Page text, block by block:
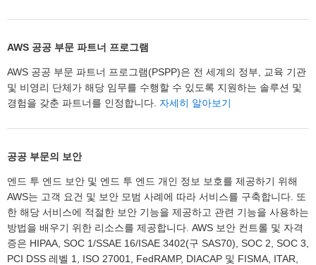
AWS 공공 부문 파트너 프로그램
AWS 공공 부문 파트너 프로그램(PSPP)은 전 세계의 정부, 교육 기관
및 비영리 단체가 해당 임무를 수행할 수 있도록 지원하는 솔루션 및
경험을 갖춘 파트너를 인정합니다. 자세히 알아보기
공공 부문의 보안
엔드 투 엔드 보안 및 엔드 투 엔드 개인 정보 보호를 제공하기 위해
AWS는 고객 요건 및 보안 모범 사례에 따라 서비스를 구축합니다. 또
한 해당 서비스에 적절한 보안 기능을 제공하고 관련 기능을 사용하는
방법을 배우기 위한 리소스를 제공합니다. AWS 보안 컨트롤 및 자격
증은 HIPAA, SOC 1/SSAE 16/ISAE 3402(구 SAS70), SOC 2, SOC 3,
PCI DSS 레벨 1, ISO 27001, FedRAMP, DIACAP 및 FISMA, ITAR,